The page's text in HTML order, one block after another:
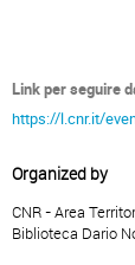
Link per seguire
https://l.cnr.it/
Organized by
CNR - Area
Biblioteca Dario